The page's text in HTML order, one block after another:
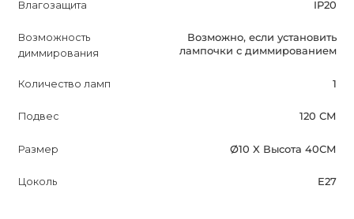
Влагозащита IP20
Возможность
диммирования
Возможно, если установить
лампочки с диммированием
Количество ламп 1
Подвес 120 СМ
Размер Ø10 X Высота 40СМ
Цоколь E27